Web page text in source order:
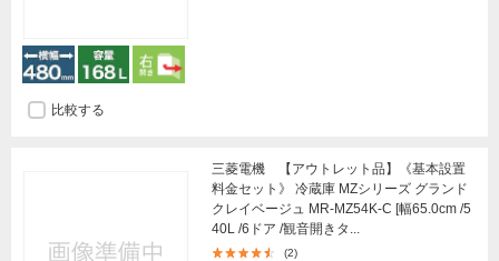
比較する
三菱電機 【アウトレット品】《基本設置
料金セット》 冷蔵庫 MZシリーズ グランド
クレイベージュ MR-MZ54K-C [幅65.0cm /5
40L /6ドア /観音開きタ...
(2)